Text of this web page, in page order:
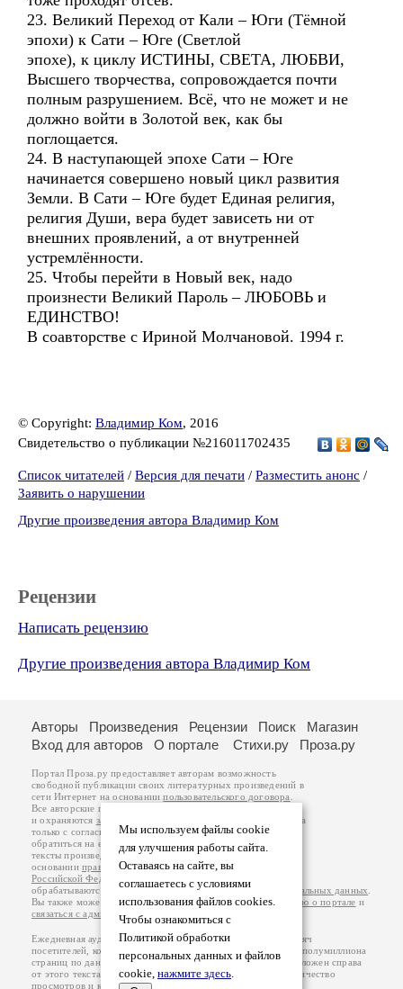
23. Великий Переход от Кали – Юги (Тёмной
эпохи) к Сати – Юге (Светлой
эпохе), к циклу ИСТИНЫ, СВЕТА, ЛЮБВИ,
Высшего творчества, сопровождается почти
полным разрушением. Всё, что не может и не
должно войти в Золотой век, как бы
поглощается.
24. В наступающей эпохе Сати – Юге
начинается совершено новый цикл развития
Земли. В Сати – Юге будет Единая религия,
религия Души, вера будет зависеть ни от
внешних проявлений, а от внутренней
устремлённости.
25. Чтобы перейти в Новый век, надо
произнести Великий Пароль – ЛЮБОВЬ и
ЕДИНСТВО!
В соавторстве с Ириной Молчановой. 1994 г.
© Copyright: Владимир Ком, 2016
Свидетельство о публикации №216011702435
Список читателей / Версия для печати / Разместить анонс /
Заявить о нарушении
Другие произведения автора Владимир Ком
Рецензии
Написать рецензию
Другие произведения автора Владимир Ком
Мы используем файлы cookie
для улучшения работы сайта.
Оставаясь на сайте, вы
соглашаетесь с условиями
использования файлов cookies.
Чтобы ознакомиться с
Политикой обработки
персональных данных и файлов
cookie, нажмите здесь.
Авторы Произведения Рецензии Поиск
Магазин
Вход для авторов
О портале Стихи.ру Проза.ру
Портал Проза.ру предоставляет авторам возможность
свободной публикации своих литературных произведений в
сети Интернет на основаниипользовательского договора
Все авторские права на произведения принадлежат авторам
и охраняются законом
. Перепечатка произведений возможна
только с согласия его автора, к которому вы можете
обратиться на его авторской странице. Ответственность за
тексты произведений авторы несут самостоятельно на
основанииправил публикацииизаконодательства
Российской Федерации
обрабатываются на основанииПолитики обработки персональных данных
Вы также можете посмотреть более подробнуюинформацию о портале и
связаться с администрацией
Ежедневная аудитория портала Проза.ру – порядка 100 тысяч
посетителей, которые в общей сумме просматривают более полумиллиона
страниц по данным счетчика посещаемости, который расположен справа
от этого текста. В каждой графе указано по две цифры: количество
просмотров и количество посетителей.